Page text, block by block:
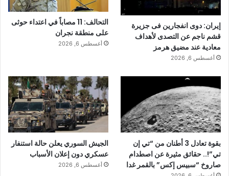
إيران: دوى انفجارين فى جزيرة
قشم ناجم عن التصدى لأهداف
معادية عند مضيق هرمز
أغسطس 6, 2026
التحالف: 11 مصاباً في اعتداء حوثى
على منطقة نجران
أغسطس 6, 2026
بقوة تعادل 3 أطنان من “تي إن
تي”!.. حقائق مثيرة عن اصطدام
صاروخ “سبيس إكس” بالقمر غدا
الجيش السوري يعلن حالة استنفار
عسكري دون إعلان الأسباب
أغسطس 6, 2026